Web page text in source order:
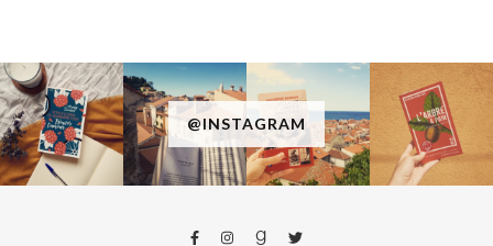
@INSTAGRAM